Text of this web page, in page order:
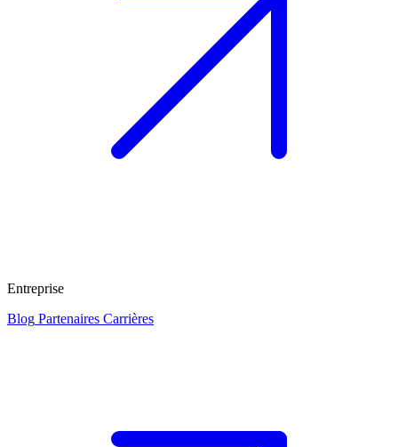
Entreprise
Blog Partenaires Carrières